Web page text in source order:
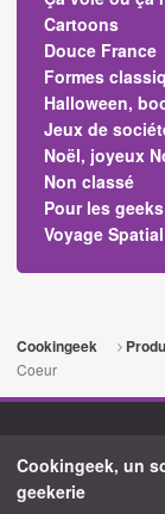
Cartoons
Douce France
Formes
Halloween,
Jeux de
Noël, joyeux
Non classé
Pour les geeks
Voyage Spatial
Cookingeek
Coeur
Cookingeek, un
geekerie